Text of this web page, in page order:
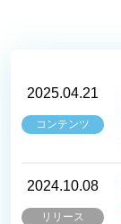
2025.04.21
コンテンツ
2024.10.08
リリース